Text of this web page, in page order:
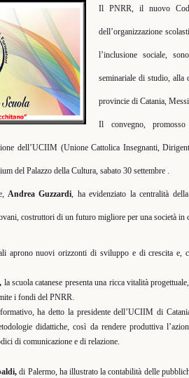
Il PNRR, il nuovo
dell’organizzazione
l’inclusione sociale,
seminariale di studio, alla
provincie di Catania,
Il convegno,
dell’UCIIM (Unione Cattolica Insegnanti,
del Palazzo della Cultura, sabato 30 settembre .
Andrea Guzzardi, ha evidenziato la centralità
costruttori di un futuro migliore per una società in
aprono nuovi orizzonti di sviluppo e di crescita e,
la scuola catanese presenta una ricca vitalità
i fondi del PNRR.
ha detto la presidente dell’UCIIM di
didattiche, così da rendere produttiva
di comunicazione e di relazione.
di Palermo, ha illustrato la contabilità delle